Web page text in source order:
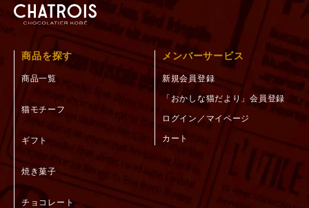
商品を探す
商品一覧
猫モチーフ
ギフト
焼き菓子
チョコレート
メンバーサービス
新規会員登録
「おかしな猫だより」会員登録
ログイン／マイページ
カート